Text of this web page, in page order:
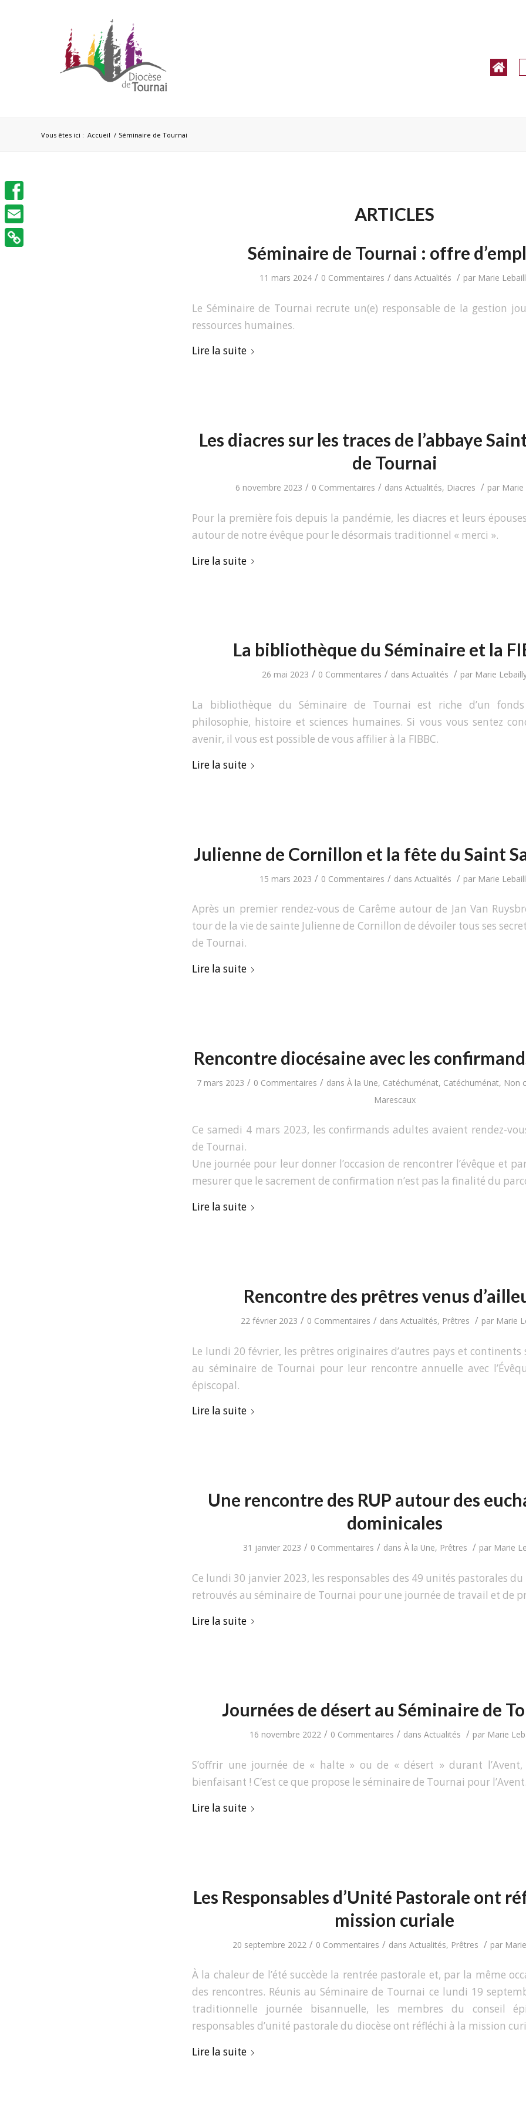
Vous êtes ici : Accueil / Séminaire de Tournai
ARTICLES
Séminaire de Tournai : offre
11 mars 2024 / 0 Commentaires / dans Actualités / par Marie
Le Séminaire de Tournai recrute un(e) responsable de la gestion
ressources humaines.
Lire la suite
Les diacres sur les traces de l’abbaye
de Tournai
6 novembre 2023 / 0 Commentaires / dans Actualités, Diacres / par Marie
Pour la première fois depuis la pandémie, les diacres et leurs
autour de notre évêque pour le désormais traditionnel « merci ».
Lire la suite
La bibliothèque du Séminaire et la
26 mai 2023 / 0 Commentaires / dans Actualités / par Marie
La bibliothèque du Séminaire de Tournai est riche d’un
philosophie, histoire et sciences humaines. Si vous vous sentez
avenir, il vous est possible de vous affilier à la FIBBC.
Lire la suite
Julienne de Cornillon et la fête du Saint
15 mars 2023 / 0 Commentaires / dans Actualités / par Marie
Après un premier rendez-vous de Carême autour de Jan Van
tour de la vie de sainte Julienne de Cornillon de dévoiler tous ses
de Tournai.
Lire la suite
Rencontre diocésaine avec les
7 mars 2023 / 0 Commentaires / dans À la Une, Catéchuménat, Catéchuménat, Non
Marescaux
Ce samedi 4 mars 2023, les confirmands adultes avaient rendez-
de Tournai.
Une journée pour leur donner l’occasion de rencontrer l’évêque et
mesurer que le sacrement de confirmation n’est pas la finalité du
Lire la suite
Rencontre des prêtres venus
22 février 2023 / 0 Commentaires / dans Actualités, Prêtres / par Marie
Le lundi 20 février, les prêtres originaires d’autres pays et
au séminaire de Tournai pour leur rencontre annuelle avec
épiscopal.
Lire la suite
Une rencontre des RUP autour des
dominicales
31 janvier 2023 / 0 Commentaires / dans À la Une, Prêtres / par Marie
Ce lundi 30 janvier 2023, les responsables des 49 unités pastorales du
retrouvés au séminaire de Tournai pour une journée de travail et de
Lire la suite
Journées de désert au Séminaire de
16 novembre 2022 / 0 Commentaires / dans Actualités / par Marie
S’offrir une journée de « halte » ou de « désert » durant
bienfaisant ! C’est ce que propose le séminaire de Tournai pour l’Avent.
Lire la suite
Les Responsables d’Unité Pastorale ont
mission curiale
20 septembre 2022 / 0 Commentaires / dans Actualités, Prêtres / par
À la chaleur de l’été succède la rentrée pastorale et, par la même
des rencontres. Réunis au Séminaire de Tournai ce lundi 19
traditionnelle journée bisannuelle, les membres du conseil
responsables d’unité pastorale du diocèse ont réfléchi à la mission
Lire la suite
Facebook
Email